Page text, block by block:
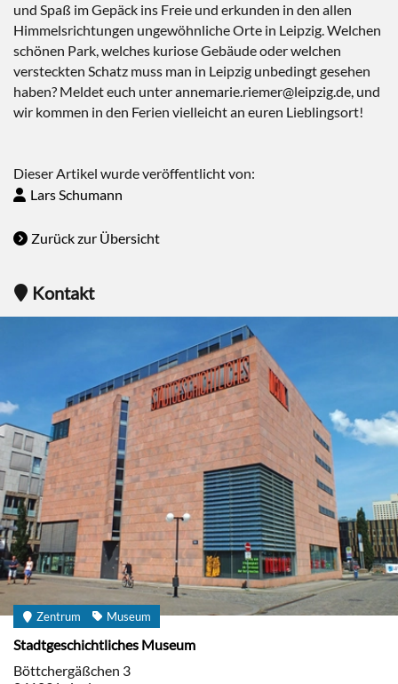
und Spaß im Gepäck ins Freie und erkunden in den allen
Himmelsrichtungen ungewöhnliche Orte in Leipzig. Welchen
schönen Park, welches kuriose Gebäude oder welchen
versteckten Schatz muss man in Leipzig unbedingt gesehen
haben? Meldet euch unter annemarie.riemer@leipzig.de, und
wir kommen in den Ferien vielleicht an euren Lieblingsort!
Dieser Artikel wurde veröffentlicht von:
Lars Schumann
Zurück zur Übersicht
Kontakt
Zentrum Museum
Stadtgeschichtliches Museum
Böttchergäßchen 3